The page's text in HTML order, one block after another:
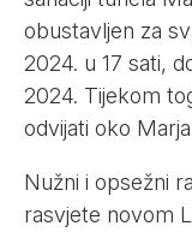
obustavljen za
2024. u 17 sati,
2024. Tijekom
odvijati oko
Nužni i opsežni
rasvjete novom